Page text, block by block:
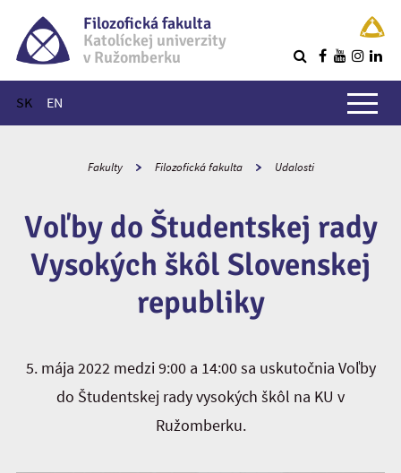
Filozofická fakulta
Katolíckej univerzity
v Ružomberku
SK EN
Hlavné menu
Fakulty Filozofická fakulta Udalosti
Voľby do Študentskej rady
Vysokých škôl Slovenskej
republiky
5. mája 2022 medzi 9:00 a 14:00 sa uskutočnia Voľby
do Študentskej rady vysokých škôl na KU v
Ružomberku.